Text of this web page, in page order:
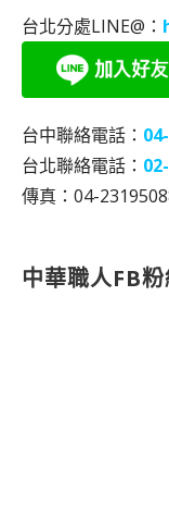
台北分處LINE@：
台中聯絡電話：
台北聯絡電話：
傳真：04-
中華職人FB